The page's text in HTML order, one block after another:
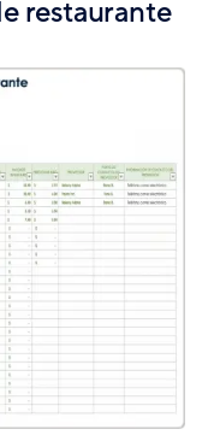
restaurante